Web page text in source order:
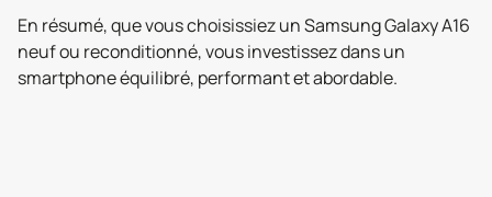
En résumé, que vous choisissiez un Samsung Galaxy A16
neuf ou reconditionné, vous investissez dans un
smartphone équilibré, performant et abordable.